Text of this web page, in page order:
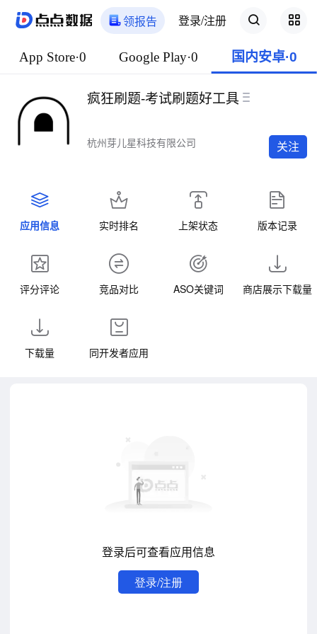
领报告 登录/注册
App Store·0 Google Play·0 国内安卓·0
疯狂刷题-考试刷题好工具
杭州芽儿星科技有限公司 关注
应用信息 实时排名 上架状态 版本记录
评分评论 竞品对比 ASO关键词 商店展示下载量
下载量 同开发者应用
登录后可查看应用信息
登录/注册